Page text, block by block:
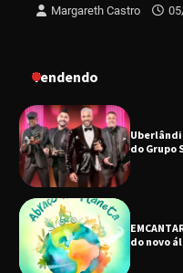
Margareth Castro
Tendendo
do Grupo
do novo